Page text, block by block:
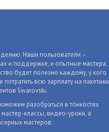
Наши пользователи –
и поддержке, и опытные мастера,
будет полезно каждому, у кого
всю зарплату на пакетики
Swarovski.
разобраться в тонкостях
классы, видео-уроки, а
мастеров.